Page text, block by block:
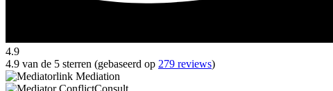
4.9
4.9 van de 5 sterren (gebaseerd op 279 reviews)